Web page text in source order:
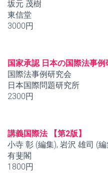
坂元 茂樹
東信堂
3000円
国家承認 日本の国際法事例
国際法事例研究会
日本国際問題研究所
2300円
講義国際法 【第2版】
小寺 彰 (編集), 岩沢 雄司 (
有斐閣
1800円